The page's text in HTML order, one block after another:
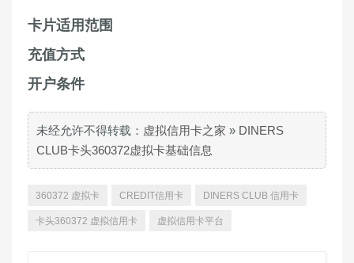
卡片适用范围
充值方式
开户条件
未经允许不得转载： 虚拟信用卡之家 » DINERS
CLUB卡头360372虚拟卡基础信息
360372 虚拟卡 CREDIT信用卡 DINERS CLUB 信用卡
卡头360372 虚拟信用卡 虚拟信用卡平台